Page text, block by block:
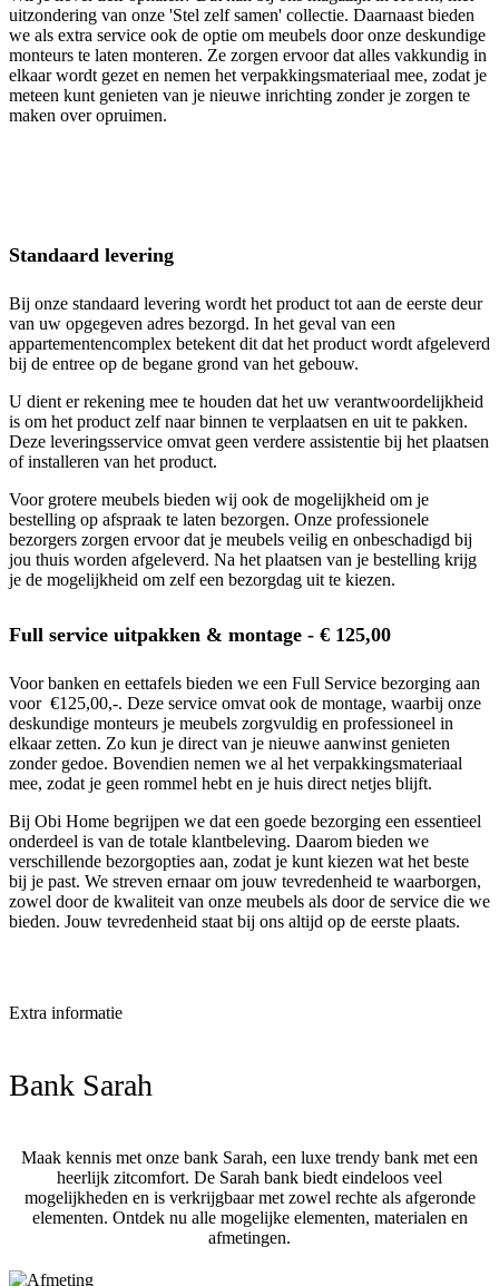
uitzondering van onze 'Stel zelf samen' collectie. Daarnaast bieden
we als extra service ook de optie om meubels door onze deskundige
monteurs te laten monteren. Ze zorgen ervoor dat alles vakkundig in
elkaar wordt gezet en nemen het verpakkingsmateriaal mee, zodat je
meteen kunt genieten van je nieuwe inrichting zonder je zorgen te
maken over opruimen.
Standaard levering
Bij onze standaard levering wordt het product tot aan de eerste deur
van uw opgegeven adres bezorgd. In het geval van een
appartementencomplex betekent dit dat het product wordt afgeleverd
bij de entree op de begane grond van het gebouw.
U dient er rekening mee te houden dat het uw verantwoordelijkheid
is om het product zelf naar binnen te verplaatsen en uit te pakken.
Deze leveringsservice omvat geen verdere assistentie bij het plaatsen
of installeren van het product.
Voor grotere meubels bieden wij ook de mogelijkheid om je
bestelling op afspraak te laten bezorgen. Onze professionele
bezorgers zorgen ervoor dat je meubels veilig en onbeschadigd bij
jou thuis worden afgeleverd. Na het plaatsen van je bestelling krijg
je de mogelijkheid om zelf een bezorgdag uit te kiezen.
Full service uitpakken & montage - € 125,00
Voor banken en eettafels bieden we een Full Service bezorging aan
voor €125,00,-. Deze service omvat ook de montage, waarbij onze
deskundige monteurs je meubels zorgvuldig en professioneel in
elkaar zetten. Zo kun je direct van je nieuwe aanwinst genieten
zonder gedoe. Bovendien nemen we al het verpakkingsmateriaal
mee, zodat je geen rommel hebt en je huis direct netjes blijft.
Bij Obi Home begrijpen we dat een goede bezorging een essentieel
onderdeel is van de totale klantbeleving. Daarom bieden we
verschillende bezorgopties aan, zodat je kunt kiezen wat het beste
bij je past. We streven ernaar om jouw tevredenheid te waarborgen,
zowel door de kwaliteit van onze meubels als door de service die we
bieden. Jouw tevredenheid staat bij ons altijd op de eerste plaats.
Extra informatie
Bank Sarah
Maak kennis met onze bank Sarah, een luxe trendy bank met een
heerlijk zitcomfort. De Sarah bank biedt eindeloos veel
mogelijkheden en is verkrijgbaar met zowel rechte als afgeronde
elementen. Ontdek nu alle mogelijke elementen, materialen en
afmetingen.